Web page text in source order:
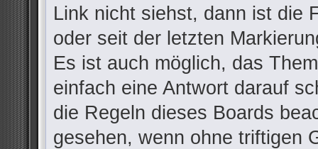
Link nicht siehst, dann ist die
oder seit der letzten
Es ist auch möglich, das
einfach eine Antwort darauf
die Regeln dieses Boards
gesehen, wenn ohne triftigen